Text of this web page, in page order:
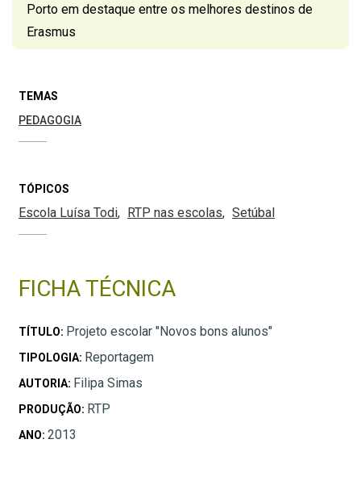
Porto em destaque entre os melhores destinos de
Erasmus
TEMAS
PEDAGOGIA
TÓPICOS
Escola Luísa Todi RTP nas escolas Setúbal
FICHA TÉCNICA
TÍTULO: Projeto escolar "Novos bons alunos"
TIPOLOGIA: Reportagem
AUTORIA: Filipa Simas
PRODUÇÃO: RTP
ANO: 2013